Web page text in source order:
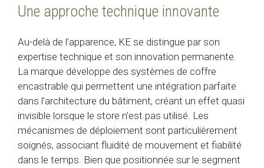
Une approche technique innovante
Au-delà de l’apparence, KE se distingue par son
expertise technique et son innovation permanente.
La marque développe des systèmes de coffre
encastrable qui permettent une intégration parfaite
dans l’architecture du bâtiment, créant un effet quasi
invisible lorsque le store n’est pas utilisé. Les
mécanismes de déploiement sont particulièrement
soignés, associant fluidité de mouvement et fiabilité
dans le temps. Bien que positionnée sur le segment